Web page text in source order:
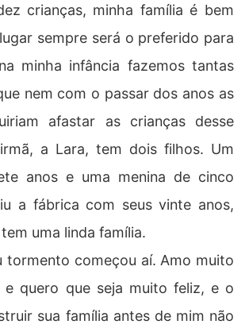
crianças, minha família é bem
sempre será o preferido para
minha infância fazemos tantas
nem com o passar dos anos as
afastar as crianças desse
a Lara, tem dois filhos. Um
anos e uma menina de cinco
a fábrica com seus vinte anos,
uma linda família.
tormento começou aí. Amo muito
e quero que seja muito feliz, e o
sua família antes de mim não